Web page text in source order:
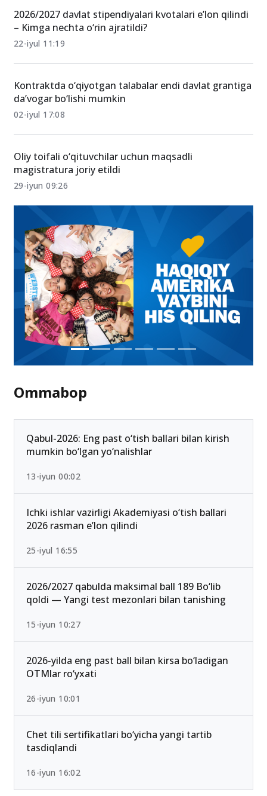
04-avgust 23:01
– Kimga nechta o‘rin ajratildi?
22-iyul 11:19
da’vogar bo‘lishi mumkin
02-iyul 17:08
29-iyun 09:26
Ommabop
Qabul-2026: Eng past o‘tish ballari bilan kirish
mumkin bo‘lgan yo‘nalishlar
13-iyun 00:02
Ichki ishlar vazirligi Akademiyasi o‘tish ballari
2026 rasman e’lon qilindi
25-iyul 16:55
2026/2027 qabulda maksimal ball 189 Bo‘lib
qoldi — Yangi test mezonlari bilan tanishing
15-iyun 10:27
2026-yilda eng past ball bilan kirsa bo‘ladigan
OTMlar ro‘yxati
26-iyun 10:01
Chet tili sertifikatlari bo‘yicha yangi tartib
tasdiqlandi